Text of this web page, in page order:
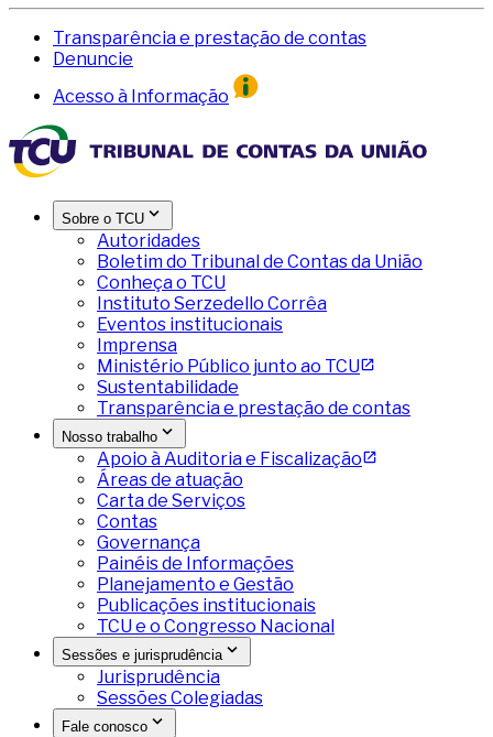
Transparência e prestação de contas
Denuncie
Acesso à Informação
Sobre o TCU
Autoridades
Boletim do Tribunal de Contas da União
Conheça o TCU
Instituto Serzedello Corrêa
Eventos institucionais
Imprensa
Ministério Público junto ao TCU
Sustentabilidade
Transparência e prestação de contas
Nosso trabalho
Apoio à Auditoria e Fiscalização
Áreas de atuação
Carta de Serviços
Contas
Governança
Painéis de Informações
Planejamento e Gestão
Publicações institucionais
TCU e o Congresso Nacional
Sessões e jurisprudência
Jurisprudência
Sessões Colegiadas
Fale conosco